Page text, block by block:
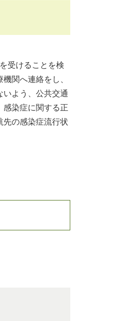
受けることを検
関へ連絡をし、
よう、公共交通
感染症に関する正
先の感染症流行状